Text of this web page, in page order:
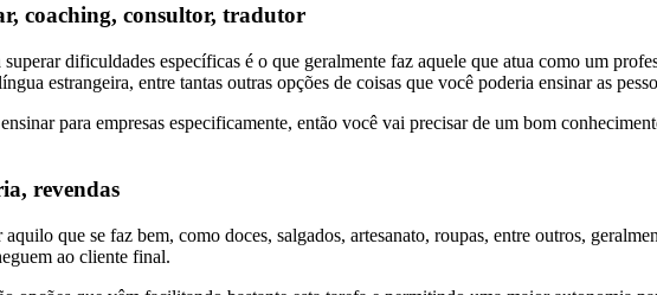
coaching, consultor, tradutor
dificuldades específicas é o que geralmente faz aquele que atua como um
estrangeira, entre tantas outras opções de coisas que você poderia ensinar as
para empresas especificamente, então você vai precisar de um bom
revendas
que se faz bem, como doces, salgados, artesanato, roupas, entre outros,
ao cliente final.